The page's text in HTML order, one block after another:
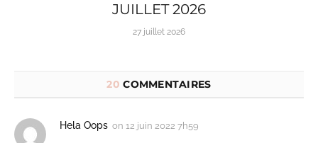
JUILLET 2026
27 juillet 2026
20 COMMENTAIRES
Hela Oops on 12 juin 2022 7h59